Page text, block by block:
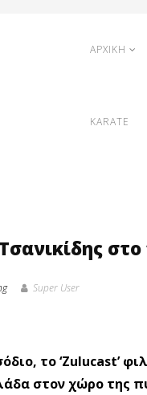
ΑΡΧΙΚΗ
KARATE
στο
Super User
το ‘Zulucast’
στον χώρο της